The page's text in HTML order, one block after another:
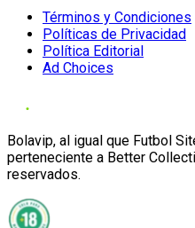
Términos y Condiciones
Políticas de Privacidad
Política Editorial
Ad Choices
Bolavip, al igual que Futbol
perteneciente a Better
reservados.